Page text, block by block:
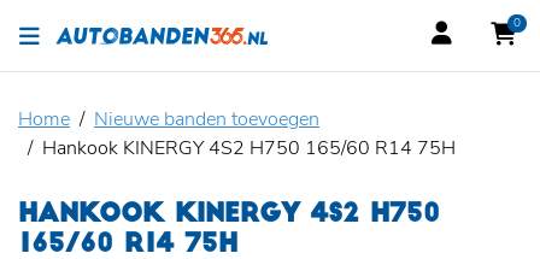
0
Home
Nieuwe banden toevoegen
Hankook KINERGY 4S2 H750 165/60 R14 75H
HANKOOK KINERGY 4S2 H750
165/60 R14 75H